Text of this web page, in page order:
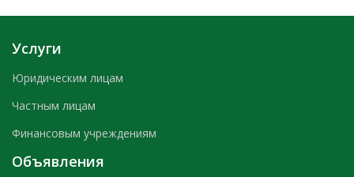
Услуги
Юридическим лицам
Частным лицам
Финансовым учреждениям
Объявления